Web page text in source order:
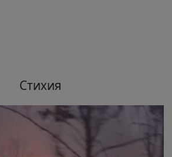
Стихия